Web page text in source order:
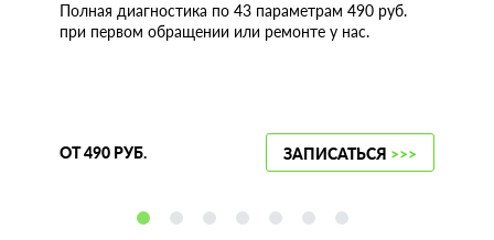
Полная диагностика по 43 параметрам 490 руб.
при первом обращении или ремонте у нас.
ОТ 490 РУБ. ЗАПИСАТЬСЯ >>>